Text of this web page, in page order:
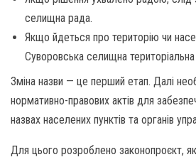
селищна рада.
Якщо йдеться про територію чи
Суворовська селищна
Зміна назви — це перший етап. Далі
нормативно-правових актів для
назвах населених пунктів та органів
Для цього розроблено законопроєкт,